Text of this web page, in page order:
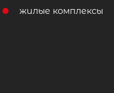
жилые комплексы